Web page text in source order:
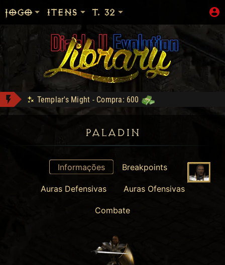
Templar's Might - Compra: 600
Sanon conquistou Explorer!
Bottled Demons - Lance: 50
Shop: "Hire do Ato 5."
mdzgui conquistou Dark Wanderer!
Tyrael's Might - Compra: 900
JOGO ITENS T. 32
PALADIN
Informações Breakpoints
Auras Defensivas Auras Ofensivas
Combate